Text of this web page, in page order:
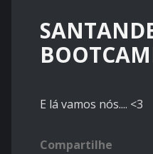
E lá vamos nós.... <3
Compartilhe